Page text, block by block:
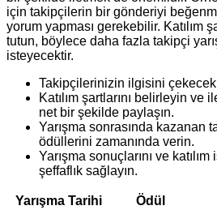
için takipçilerin bir gönderiyi
yorum yapması gerekebilir. Katılım
tutun, böylece daha fazla takipçi
isteyecektir.
Takipçilerinizin ilgisini
Katılım şartlarını belirleyin ve
net bir şekilde paylaşın.
Yarışma sonrasında kazanan
ödüllerini zamanında verin.
Yarışma sonuçlarını ve
şeffaflık sağlayın.
Yarışma Tarihi
Ödül